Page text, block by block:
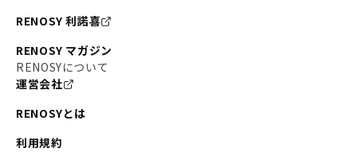
RENOSY 利諾喜
RENOSY マガジン
RENOSYについて
運営会社
RENOSYとは
利用規約